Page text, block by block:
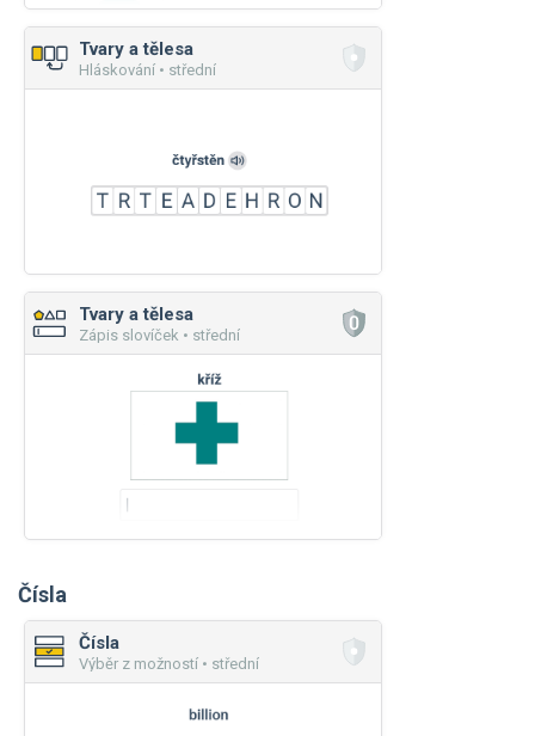
Tvary a tělesa
Hláskování • střední
Tvary a tělesa
Zápis slovíček • střední
Čísla
Čísla
Výběr z možností • střední